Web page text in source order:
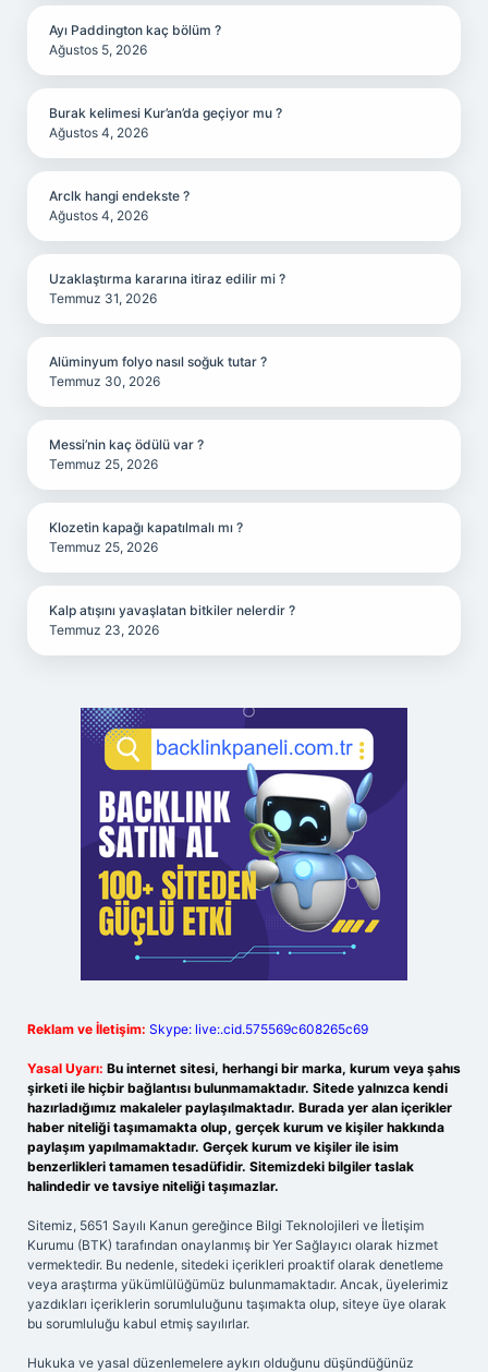
Ayı Paddington kaç bölüm ?
Ağustos 5, 2026
Burak kelimesi Kur’an’da geçiyor mu ?
Ağustos 4, 2026
Arclk hangi endekste ?
Ağustos 4, 2026
Uzaklaştırma kararına itiraz edilir mi ?
Temmuz 31, 2026
Alüminyum folyo nasıl soğuk tutar ?
Temmuz 30, 2026
Messi’nin kaç ödülü var ?
Temmuz 25, 2026
Klozetin kapağı kapatılmalı mı ?
Temmuz 25, 2026
Kalp atışını yavaşlatan bitkiler nelerdir ?
Temmuz 23, 2026
Reklam ve İletişim: Skype: live:.cid.575569c608265c69
Yasal Uyarı: Bu internet sitesi, herhangi bir marka, kurum veya şahıs
şirketi ile hiçbir bağlantısı bulunmamaktadır. Sitede yalnızca kendi
hazırladığımız makaleler paylaşılmaktadır. Burada yer alan içerikler
haber niteliği taşımamakta olup, gerçek kurum ve kişiler hakkında
paylaşım yapılmamaktadır. Gerçek kurum ve kişiler ile isim
benzerlikleri tamamen tesadüfidir. Sitemizdeki bilgiler taslak
halindedir ve tavsiye niteliği taşımazlar.
Sitemiz, 5651 Sayılı Kanun gereğince Bilgi Teknolojileri ve İletişim
Kurumu (BTK) tarafından onaylanmış bir Yer Sağlayıcı olarak hizmet
vermektedir. Bu nedenle, sitedeki içerikleri proaktif olarak denetleme
veya araştırma yükümlülüğümüz bulunmamaktadır. Ancak, üyelerimiz
yazdıkları içeriklerin sorumluluğunu taşımakta olup, siteye üye olarak
bu sorumluluğu kabul etmiş sayılırlar.
Hukuka ve yasal düzenlemelere aykırı olduğunu düşündüğünüz